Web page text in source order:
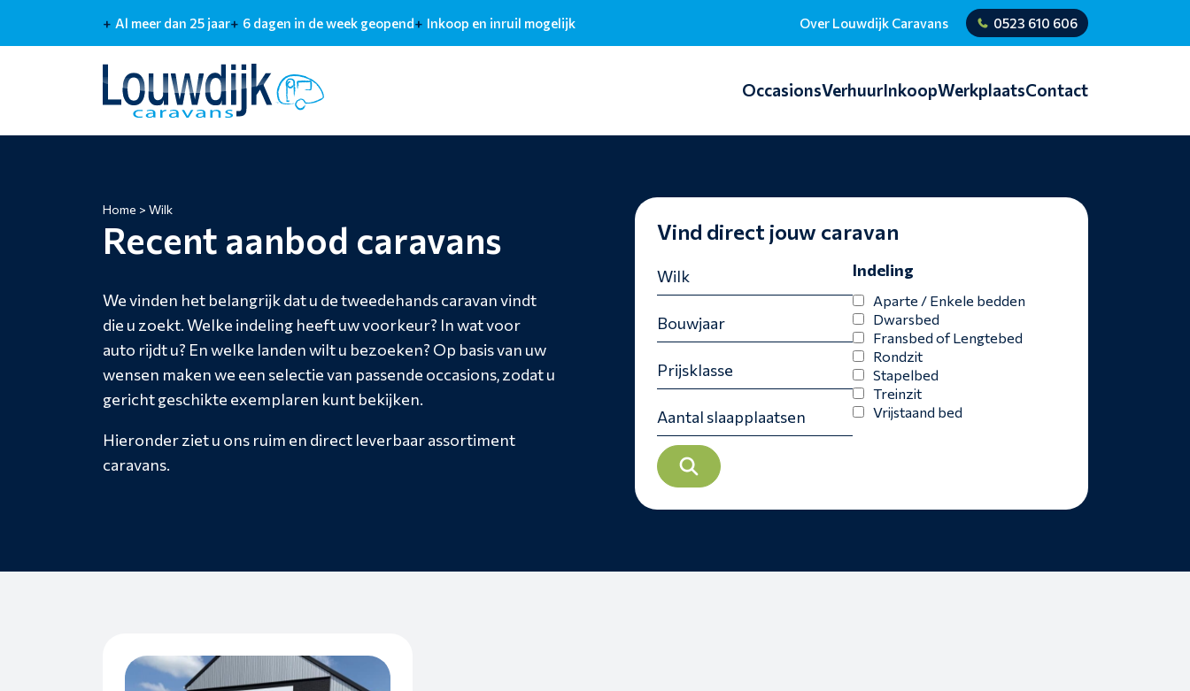
Al meer dan 25 jaar 6 dagen in de week geopend Inkoop en inruil mogelijk Over Louwdijk Caravans 0523 610 606
OccasionsVerhuurInkoopWerkplaatsContact
Home > Wilk
Recent aanbod caravans
We vinden het belangrijk dat u de tweedehands caravan vindt
die u zoekt. Welke indeling heeft uw voorkeur? In wat voor
auto rijdt u? En welke landen wilt u bezoeken? Op basis van uw
wensen maken we een selectie van passende occasions, zodat u
gericht geschikte exemplaren kunt bekijken.
Hieronder ziet u ons ruim en direct leverbaar assortiment
caravans.
Vind direct jouw caravan
Indeling
Aparte / Enkele bedden
Dwarsbed
Fransbed of Lengtebed
Rondzit
Stapelbed
Treinzit
Vrijstaand bed